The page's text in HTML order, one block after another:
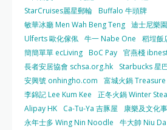
StarCruises麗星郵輪 Buffalo 牛頭牌
敏華冰廳 Men Wah Beng Teng 迪士尼樂
Ulferts 歐化傢俬 牛一 Nabe One
稻埕飯
簡簡單單 ecLiving BoC Pay 官燕棧
長者安居協會 schsa.org.hk
Starbucks 星
安興號 onhingho.com
富城火鍋
李錦記 Lee Kum Kee
正冬火鍋 Winter
Alipay HK
Ca-Tu-Ya 吉豚屋
康樂及文化
永年士多 Wing Nin Noodle
牛大帥 Niu